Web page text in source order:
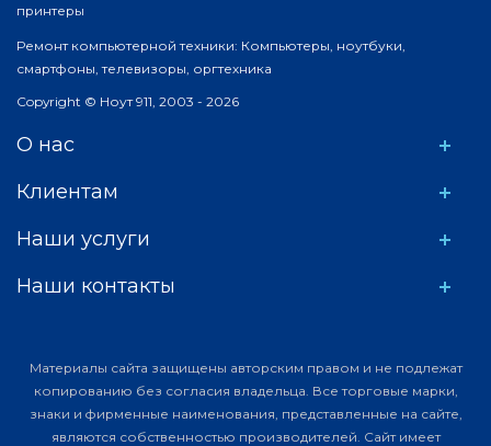
принтеры
Ремонт компьютерной техники: Компьютеры, ноутбуки,
смартфоны, телевизоры, оргтехника
Copyright © Ноут 911, 2003 - 2026
О нас
Клиентам
Наши услуги
Наши контакты
Материалы сайта защищены авторским правом и не подлежат
копированию без согласия владельца. Все торговые марки,
знаки и фирменные наименования, представленные на сайте,
являются собственностью производителей. Сайт имеет